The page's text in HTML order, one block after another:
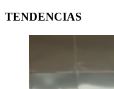
TENDENCIAS